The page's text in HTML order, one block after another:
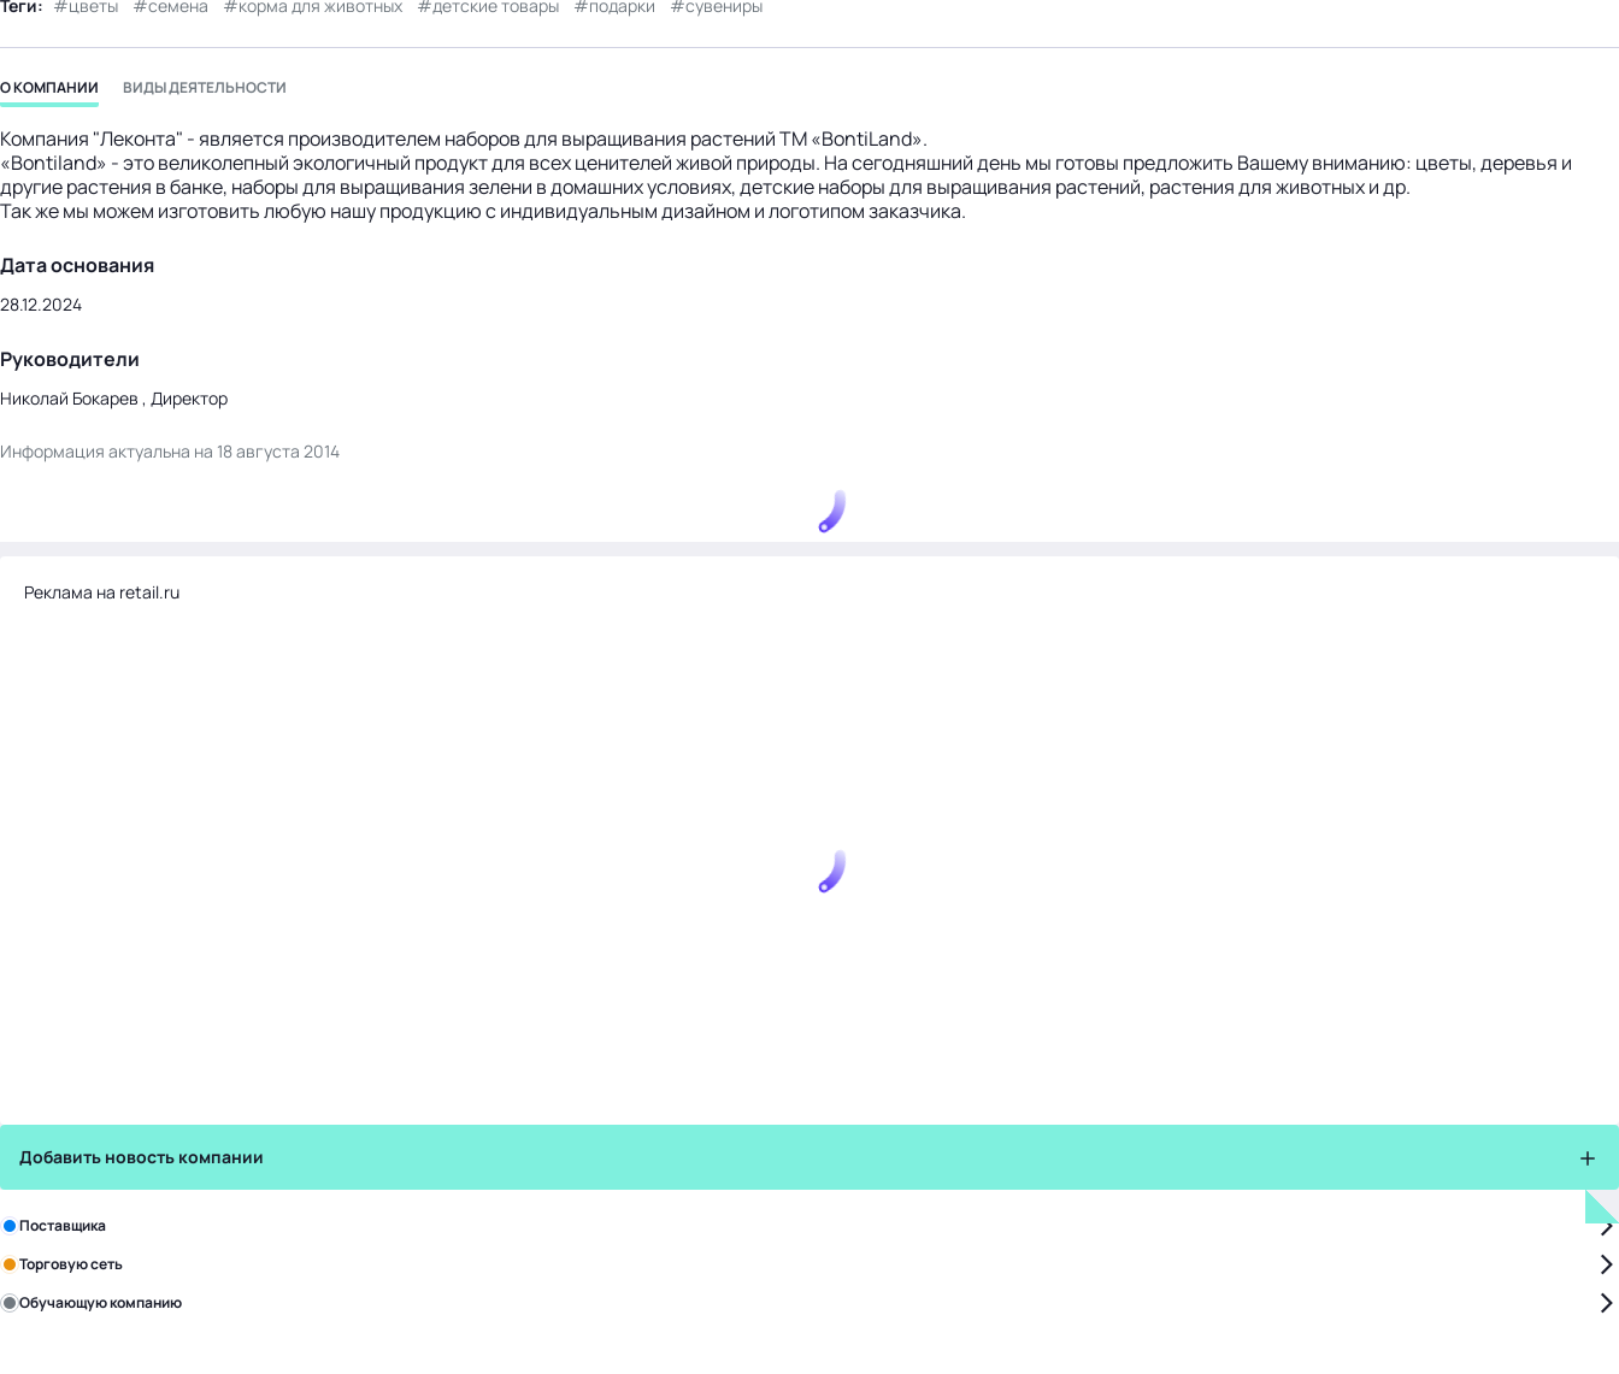
бизнес-центр
Теги: цветы семена корма для животных детские товары подарки сувениры
О КОМПАНИИ ВИДЫ ДЕЯТЕЛЬНОСТИ
Компания "Леконта" - является производителем наборов для выращивания растений ТМ «BontiLand».
«Bontiland» - это великолепный экологичный продукт для всех ценителей живой природы. На сегодняшний день мы готовы предложить Вашему вниманию: цветы, деревья и
другие растения в банке, наборы для выращивания зелени в домашних условиях, детские наборы для выращивания растений, растения для животных и др.
Так же мы можем изготовить любую нашу продукцию с индивидуальным дизайном и логотипом заказчика.
Дата основания
28.12.2024
Руководители
Николай Бокарев , Директор
Информация актуальна на 18 августа 2014
Реклама на retail.ru
Добавить новость компании
Зарегистрируйте в бизнес-центре:
Поставщика
Торговую сеть
Обучающую компанию